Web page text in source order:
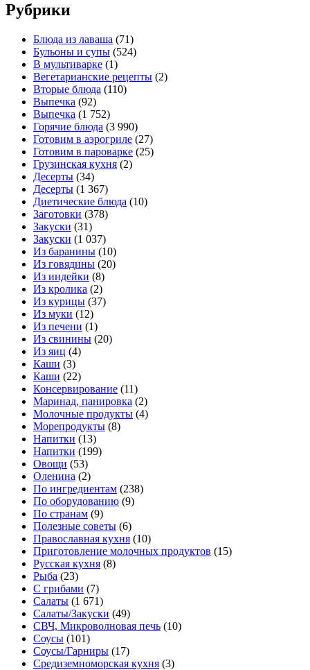
Рубрики
Блюда из лаваша (71)
Бульоны и супы (524)
В мультиварке (1)
Вегетарианские рецепты (2)
Вторые блюда (110)
Выпечка (92)
Выпечка (1 752)
Горячие блюда (3 990)
Готовим в аэрогриле (27)
Готовим в пароварке (25)
Грузинская кухня (2)
Десерты (34)
Десерты (1 367)
Диетические блюда (10)
Заготовки (378)
Закуски (31)
Закуски (1 037)
Из баранины (10)
Из говядины (20)
Из индейки (8)
Из кролика (2)
Из курицы (37)
Из муки (12)
Из печени (1)
Из свинины (20)
Из яиц (4)
Каши (3)
Каши (22)
Консервирование (11)
Маринад, панировка (2)
Молочные продукты (4)
Морепродукты (8)
Напитки (13)
Напитки (199)
Овощи (53)
Оленина (2)
По ингредиентам (238)
По оборудованию (9)
По странам (9)
Полезные советы (6)
Православная кухня (10)
Приготовление молочных продуктов (15)
Русская кухня (8)
Рыба (23)
С грибами (7)
Салаты (1 671)
Салаты/Закуски (49)
СВЧ, Микроволновая печь (10)
Соусы (101)
Соусы/Гарниры (17)
Средиземноморская кухня (3)